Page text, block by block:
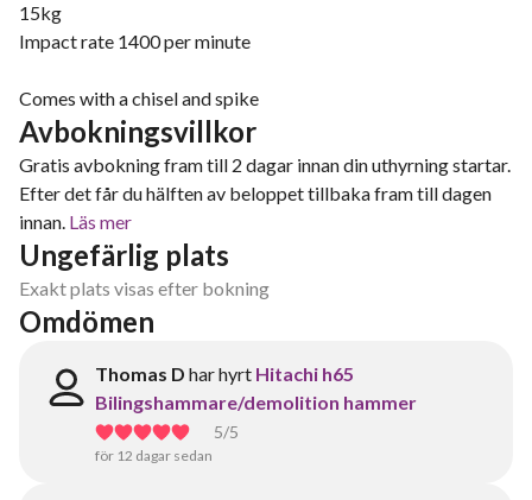
15kg
Impact rate 1400 per minute
Comes with a chisel and spike
Avbokningsvillkor
Gratis avbokning fram till 2 dagar innan din uthyrning startar.
Efter det får du hälften av beloppet tillbaka fram till dagen
innan. Läs mer
Ungefärlig plats
Exakt plats visas efter bokning
Omdömen
Thomas D har hyrt Hitachi h65
Bilingshammare/demolition hammer
5/5
för 12 dagar sedan